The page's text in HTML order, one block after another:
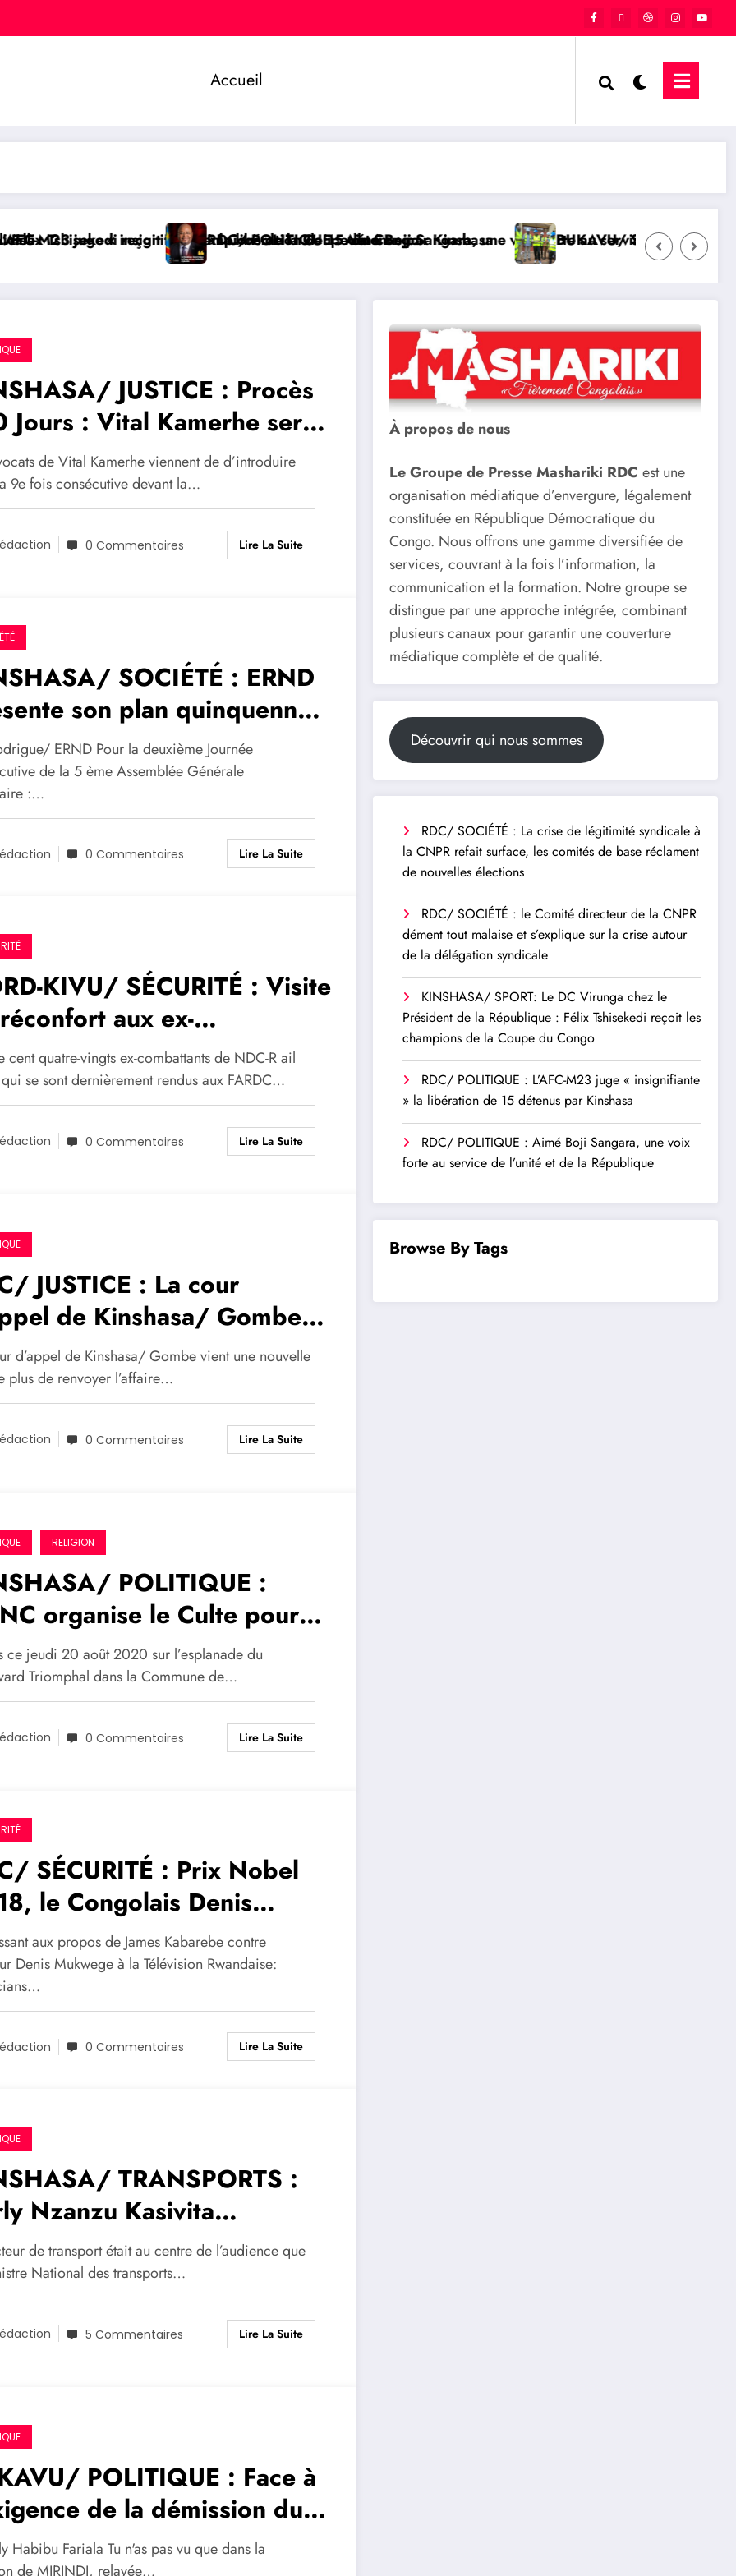
Accueil
champions de la Coupe du Congo
» la libération de 15 détenus par Kinshasa
RDC/ POLITIQUE : Aimé Boji Sangara, une voix forte au service de l’unité et de la République
BUKAVU/ SOCIÉTÉ : Lancement des travaux
JUSTICE : Procès
Jours : Vital Kamerhe serait
du Corona virus et
de la liberté
de Vital Kamerhe viennent de d’introduire
9e fois consécutive devant la…
0 Commentaires Lire La Suite
SOCIÉTÉ : ERND
son plan quinquennal
2025
ERND Pour la deuxième Journée
de la 5 ème Assemblée Générale
:…
0 Commentaires Lire La Suite
KIVU/ SÉCURITÉ : Visite
aux ex-
NDC-R cantonnés
cent quatre-vingts ex-combattants de NDC-R ail
se sont dernièrement rendus aux FARDC…
0 Commentaires Lire La Suite
JUSTICE : La cour
de Kinshasa/ Gombe
à nouveau l’affaire
au 18 septembre
d’appel de Kinshasa/ Gombe vient une nouvelle
plus de renvoyer l’affaire…
0 Commentaires Lire La Suite
RELIGION
POLITIQUE :
organise le Culte pour
la Miséricorde en
de Vital Kamerhe
ce jeudi 20 août 2020 sur l’esplanade du
Triomphal dans la Commune de…
0 Commentaires Lire La Suite
SÉCURITÉ : Prix Nobel
le Congolais Denis
en danger de mort
aux propos de James Kabarebe contre
Denis Mukwege à la Télévision Rwandaise:
0 Commentaires Lire La Suite
TRANSPORTS :
Nzanzu Kasivita
par la question de la
routière au Nord-Kivu
de transport était au centre de l’audience que
National des transports…
5 Commentaires Lire La Suite
POLITIQUE : Face à
de la démission du
Théo Ngwabidje
Habibu Fariala Tu n'as pas vu que dans la
de MIRINDI, relayée…
À propos de nous
Le Groupe de Presse Mashariki RDC est une
organisation médiatique d’envergure, légalement
constituée en République Démocratique du
Congo. Nous offrons une gamme diversifiée de
services, couvrant à la fois l’information, la
communication et la formation. Notre groupe se
distingue par une approche intégrée, combinant
plusieurs canaux pour garantir une couverture
médiatique complète et de qualité.
Découvrir qui nous sommes
RDC/ SOCIÉTÉ : La crise de légitimité syndicale à
la CNPR refait surface, les comités de base réclament
de nouvelles élections
RDC/ SOCIÉTÉ : le Comité directeur de la CNPR
dément tout malaise et s’explique sur la crise autour
de la délégation syndicale
KINSHASA/ SPORT: Le DC Virunga chez le
Président de la République : Félix Tshisekedi reçoit les
champions de la Coupe du Congo
RDC/ POLITIQUE : L’AFC-M23 juge « insignifiante
» la libération de 15 détenus par Kinshasa
RDC/ POLITIQUE : Aimé Boji Sangara, une voix
forte au service de l’unité et de la République
Browse By Tags